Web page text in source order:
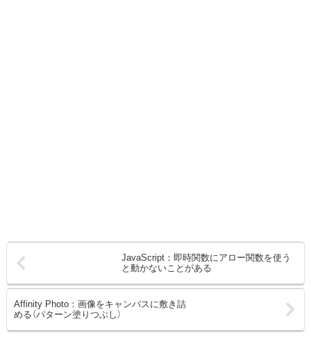
JavaScript：即時関数にアロー関数を使う
と動かないことがある
Affinity Photo：画像をキャンバスに敷き詰
める（パターン塗りつぶし）